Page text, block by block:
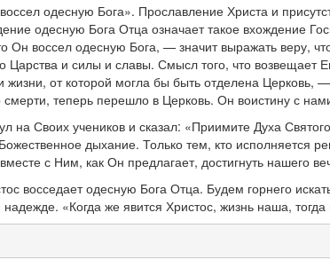
одесную Бога». Прославление Христа и
одесную Бога Отца означает такое вхождение
Он воссел одесную Бога, — значит выражать веру,
Царства и силы и славы. Смысл того, что
от которой могла бы быть отделена Церковь,
теперь перешло в Церковь. Он воистину с
на Своих учеников и сказал: «Приимите Духа
дыхание. Только тем, кто
с Ним, как Он предлагает, достигнуть нашего
восседает одесную Бога Отца. Будем горнего
«Когда же явится Христос, жизнь наша,